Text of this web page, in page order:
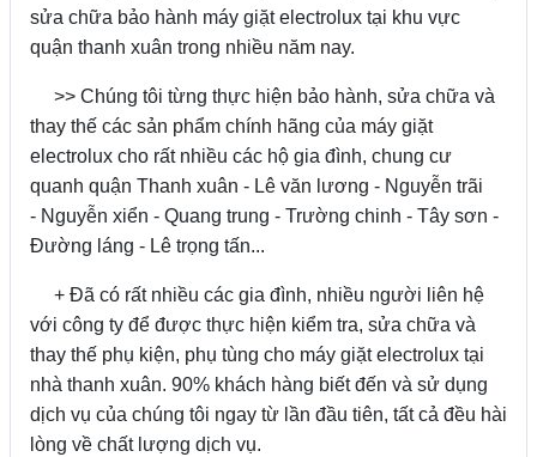
sửa chữa bảo hành máy giặt electrolux tại khu vực
quận thanh xuân trong nhiều năm nay.
>> Chúng tôi từng thực hiện bảo hành, sửa chữa và
thay thế các sản phẩm chính hãng của máy giặt
electrolux cho rất nhiều các hộ gia đình, chung cư
quanh quận Thanh xuân - Lê văn lương - Nguyễn trãi
- Nguyễn xiển - Quang trung - Trường chinh - Tây sơn -
Đường láng - Lê trọng tấn...
+ Đã có rất nhiều các gia đình, nhiều người liên hệ
với công ty để được thực hiện kiểm tra, sửa chữa và
thay thế phụ kiện, phụ tùng cho máy giặt electrolux tại
nhà thanh xuân. 90% khách hàng biết đến và sử dụng
dịch vụ của chúng tôi ngay từ lần đầu tiên, tất cả đều hài
lòng về chất lượng dịch vụ.